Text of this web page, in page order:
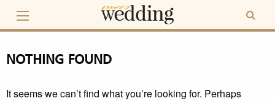
content
NOTHING FOUND
It seems we can’t find what you’re looking for. Perhaps